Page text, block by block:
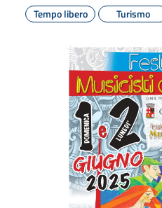
Tempo libero
Turismo